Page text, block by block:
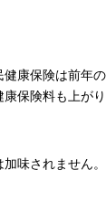
康保険は前年の
保険料も上がり
味されません。